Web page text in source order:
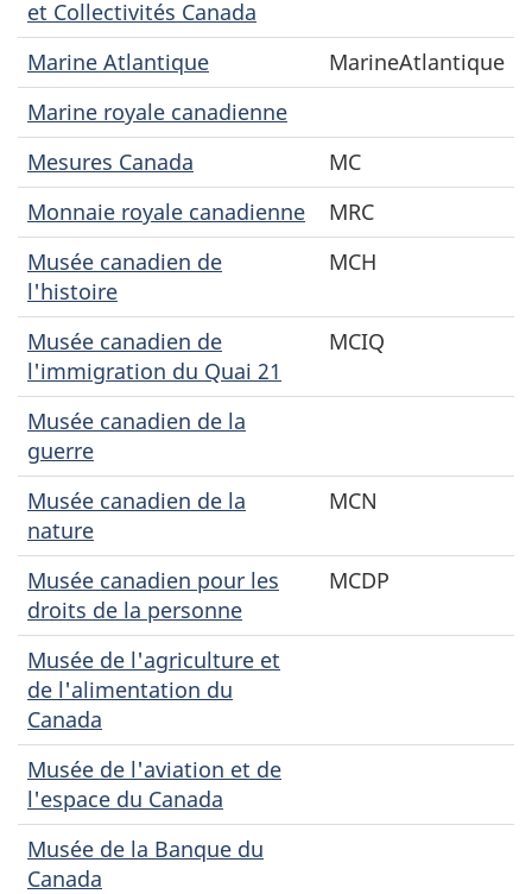
et Collectivités Canada
Marine Atlantique
MarineAtlantique
Marine royale canadienne
Mesures Canada
MC
Monnaie royale canadienne
MRC
Musée canadien de
l'histoire
MCH
Musée canadien de
l'immigration du Quai 21
MCIQ
Musée canadien de la
guerre
Musée canadien de la
nature
MCN
Musée canadien pour les
droits de la personne
MCDP
Musée de l'agriculture et
de l'alimentation du
Canada
Musée de l'aviation et de
l'espace du Canada
Musée de la Banque du
Canada